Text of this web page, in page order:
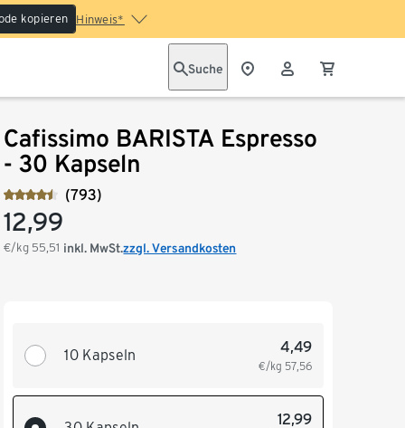
kopieren Hinweis*
Suche
Cafissimo BARISTA Espresso
- 30 Kapseln
(793)
12,99
€/kg 55,51 inkl. MwSt.zzgl. Versandkosten
10 Kapseln 4,49
€/kg 57,56
12,99